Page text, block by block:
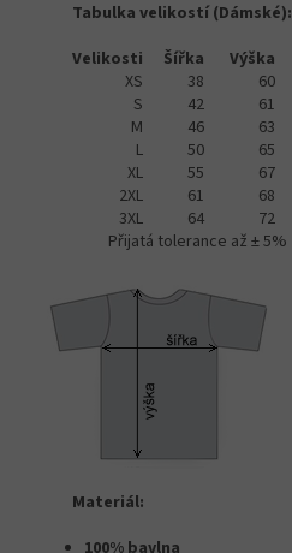
Tabulka velikostí (Dámské):
Velikosti
Šířka
Výška
XS
38
60
S
42
61
M
46
63
L
50
65
XL
55
67
2XL
61
68
3XL
64
72
Přijatá tolerance až ± 5%
Materiál: